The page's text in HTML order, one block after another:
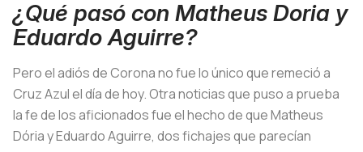
¿Qué pasó con Matheus Doria y
Eduardo Aguirre?
Pero el adiós de Corona no fue lo único que remeció a
Cruz Azul el día de hoy. Otra noticias que puso a prueba
la fe de los aficionados fue el hecho de que Matheus
Dória y Eduardo Aguirre, dos fichajes que parecían